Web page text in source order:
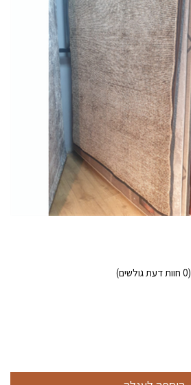
(
0 חוות דעת גולשים)